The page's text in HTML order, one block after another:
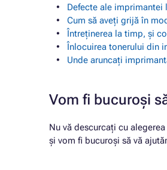
Defecte ale imprimantei
Cum să aveți grijă în
Întreținerea la timp, și
Înlocuirea tonerului din
Unde aruncați
Vom fi bucuroși
Nu vă descurcați cu
și vom fi bucuroși să vă